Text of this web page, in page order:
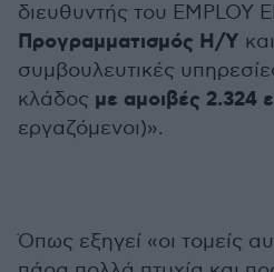
διευθυντής του EMPLOY
Προγραμματισμός Η/Υ
συμβουλευτικές
κλάδος με αμοιβές 2.324
εργαζόμενοι)».
Όπως εξηγεί «οι τομείς